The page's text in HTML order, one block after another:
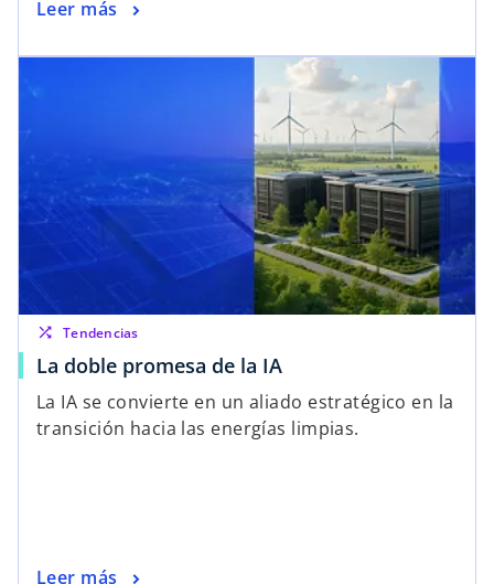
Leer más
shuffle Tendencias
La doble promesa de la IA
La IA se convierte en un aliado estratégico en la
transición hacia las energías limpias.
Leer más